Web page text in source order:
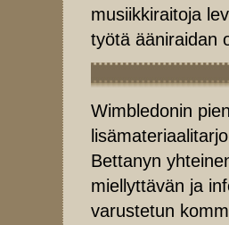
musiikkiraitoja
työtä ääniraidan
Wimbledonin
Bettanyn
miellyttävän ja
varustetun